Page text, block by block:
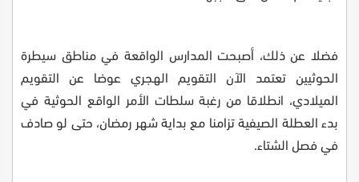
فضلا عن ذلك، أصبحت المدارس الواقعة في مناطق سيطرة
الحوثيين تعتمد الآن التقويم الهجري عوضا عن التقويم
الميلادي، انطلاقا من رغبة سلطات الأمر الواقع الحوثية في
بدء العطلة الصيفية تزامنا مع بداية شهر رمضان، حتى لو صادف
في فصل الشتاء.